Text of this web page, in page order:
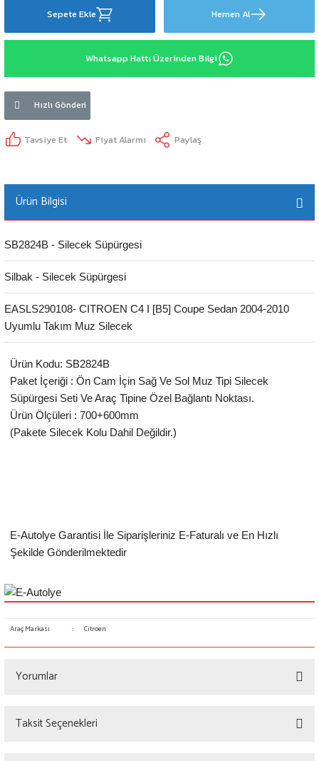
Sepete Ekle Hemen Al
Whatsapp Hattı Üzerinden Bilgi
Hızlı Gönderi
Tavsiye Et Fiyat Alarmı Paylaş
Ürün Bilgisi
SB2824B - Silecek Süpürgesi
Silbak - Silecek Süpürgesi
EASLS290108- CITROEN C4 I [B5] Coupe Sedan 2004-2010
Uyumlu Takım Muz Silecek
Ürün Kodu: SB2824B
Paket İçeriği : Ön Cam İçin Sağ Ve Sol Muz Tipi Silecek
Süpürgesi Seti Ve Araç Tipine Özel Bağlantı Noktası.
Ürün Ölçüleri : 700+600mm
(Pakete Silecek Kolu Dahil Değildir.)
E-Autolye Garantisi İle Siparişleriniz E-Faturalı ve En Hızlı
Şekilde Gönderilmektedir
Araç Markası : Citroen
Yorumlar
Taksit Seçenekleri